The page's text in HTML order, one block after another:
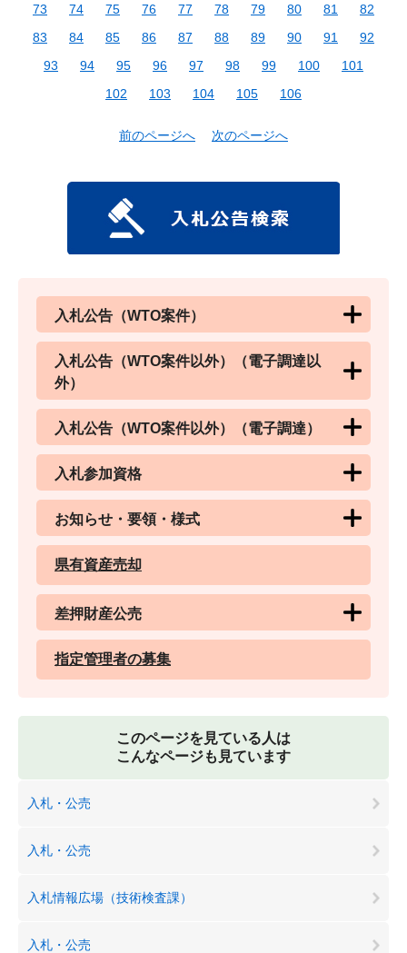
73
74 75 76 77 78 79 80 81
82
83
84 85 86 87 88 89 90 91
92
93
94 95 96 97 98 99 100
101
102
103 104 105 106
前のページへ 次のページへ
入札公告（WTO案件）
入札公告（WTO案件以外）（電子調達以
外）
入札公告（WTO案件以外）（電子調達）
入札参加資格
お知らせ・要領・様式
県有資産売却
差押財産公売
指定管理者の募集
このページを見ている人は
こんなページも見ています
入札・公売
入札・公売
入札情報広場（技術検査課）
入札・公売